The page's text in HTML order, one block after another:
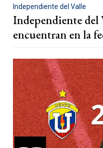
Independiente del Valle
Independiente del
encuentran en la